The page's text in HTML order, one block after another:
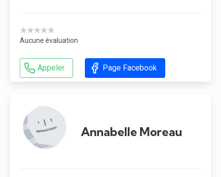
★★★★★
Aucune évaluation
Appeler Page Facebook
Annabelle Moreau